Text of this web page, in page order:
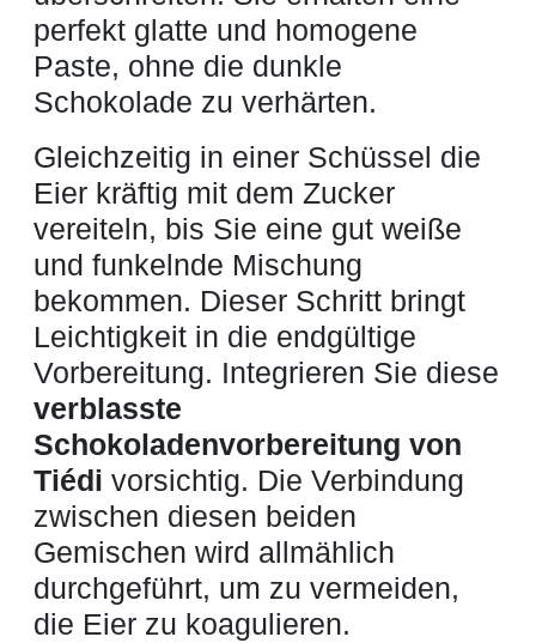
perfekt glatte und homogene
Paste, ohne die dunkle
Schokolade zu verhärten.
Gleichzeitig in einer Schüssel die
Eier kräftig mit dem Zucker
vereiteln, bis Sie eine gut weiße
und funkelnde Mischung
bekommen. Dieser Schritt bringt
Leichtigkeit in die endgültige
Vorbereitung. Integrieren Sie diese
verblasste
Schokoladenvorbereitung von
Tiédi vorsichtig. Die Verbindung
zwischen diesen beiden
Gemischen wird allmählich
durchgeführt, um zu vermeiden,
die Eier zu koagulieren.